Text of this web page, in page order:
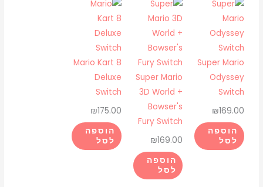
Super Mario
Odyssey
Switch
₪169.00
הוספה
לסל
Super Mario
3D World +
Bowser's
Fury Switch
₪169.00
הוספה
לסל
Mario Kart 8
Deluxe
Switch
₪175.00
הוספה
לסל